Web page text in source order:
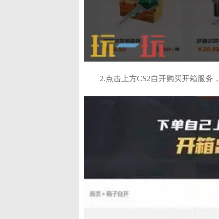
2.点击上方CS2自开购买开箱服务